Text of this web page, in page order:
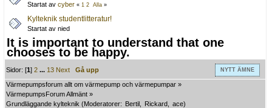
Startat av cyber « 1 2 Alla »
Kylteknik studentlitteratur!
Startat av nied
It is important to understand that one
chooses to be happy.
NYTT ÄMNE
Sidor: [1]2 ... 13 Next
Gå upp
Värmepumpsforum allt om värmepump och värmepumpar »
VärmepumpsForum Allmänt »
Grundläggande kylteknik (Moderatorer: Bertil Rickard ace)